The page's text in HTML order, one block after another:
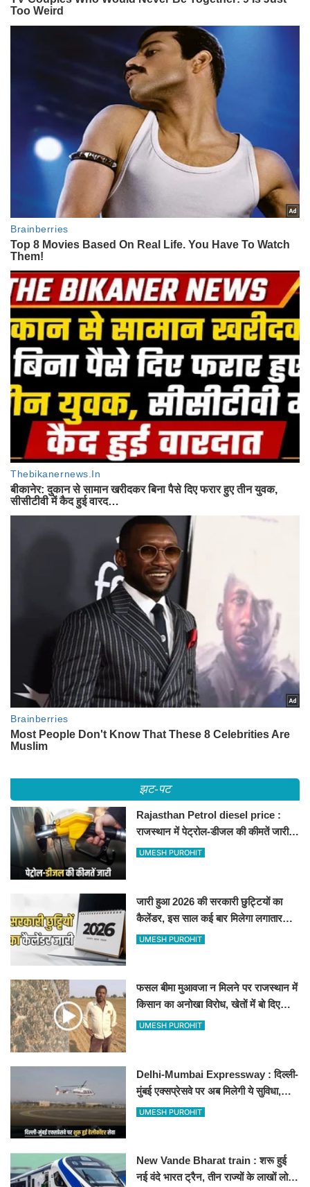
झट-पट
Rajasthan Petrol diesel price :
राजस्थान में पेट्रोल-डीजल की कीमतें जारी,
जानिए बीकानेर समेत पुरे प्रदेश में नए रेट
UMESH PUROHIT
जारी हुआ 2026 की सरकारी छुट्टियों का
कैलेंडर, इस साल कई बार मिलेगा लगातार
अवकाश, देखें
UMESH PUROHIT
फसल बीमा मुआवजा न मिलने पर राजस्थान में
किसान का अनोखा विरोध, खेतों में बो दिए
500-500 रुपए के नोट, वीडियो वायरल
UMESH PUROHIT
Delhi-Mumbai Expressway : दिल्ली-
मुंबई एक्सप्रेसवे पर अब मिलेगी ये सुविधा,
हेलीकॉप्टर सर्विस से तुरंत घायल पहुंचेगा
UMESH PUROHIT
New Vande Bharat train : शरू हुई
नई वंदे भारत ट्रैन, तीन राज्यों के लाखों लोगों